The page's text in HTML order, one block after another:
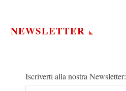
NEWSLETTER
Iscriverti alla nostra Newsletter: